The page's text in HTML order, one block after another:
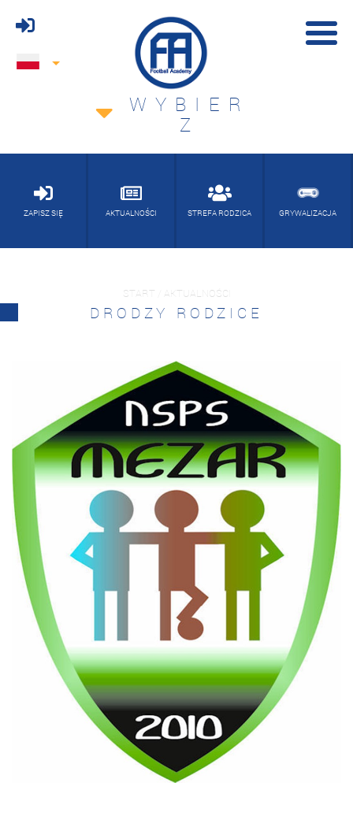
WYBIER
Z
ZAPISZ SIĘ AKTUALNOŚCI STREFA RODZICA GRYWALIZACJA
START / AKTUALNOŚCI
DRODZY RODZICE